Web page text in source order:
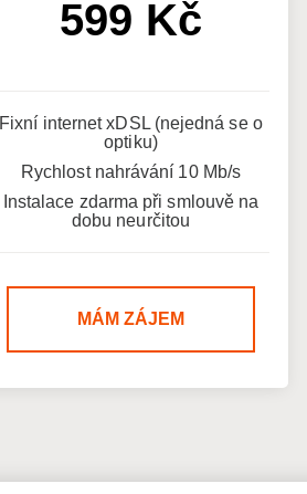
599 Kč
Fixní internet xDSL (nejedná se o
optiku)
Rychlost nahrávání 10 Mb/s
Instalace zdarma při smlouvě na
dobu neurčitou
MÁM ZÁJEM